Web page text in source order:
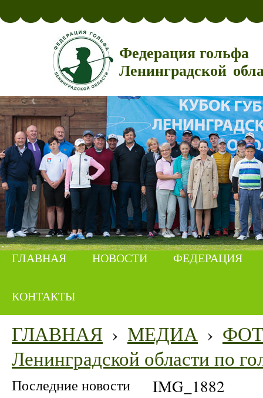
Федерация гольфа
Ленинградской
ГЛАВНАЯ НОВОСТИ ФЕДЕРАЦИЯ
КОНТАКТЫ
ГЛАВНАЯ › МЕДИА ›
Ленинградской области по
Последние новости IMG_1882